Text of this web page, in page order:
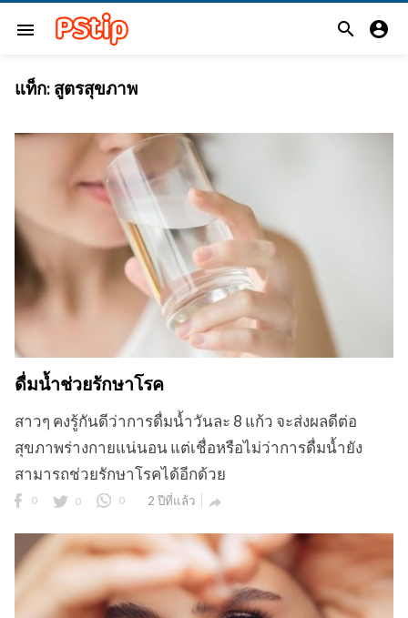
menu  
แท็ก: สูตรสุขภาพ
ดื่มน้ำช่วยรักษาโรค
สาวๆ คงรู้กันดีว่าการดื่มน้ำวันละ 8 แก้ว จะส่งผลดีต่อ
สุขภาพร่างกายแน่นอน แต่เชื่อหรือไม่ว่าการดื่มน้ำยัง
สามารถช่วยรักษาโรคได้อีกด้วย
0 0 0 2 ปีที่แล้ว 